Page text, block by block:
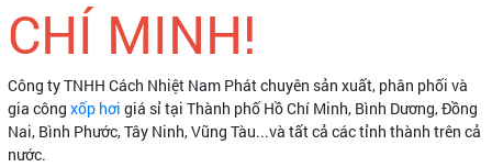
CHÍ MINH!
Công ty TNHH Cách Nhiệt Nam Phát chuyên sản xuất, phân phối và
gia công xốp hơi giá sỉ tại Thành phố Hồ Chí Minh, Bình Dương, Đồng
Nai, Bình Phước, Tây Ninh, Vũng Tàu...và tất cả các tỉnh thành trên cả
nước.